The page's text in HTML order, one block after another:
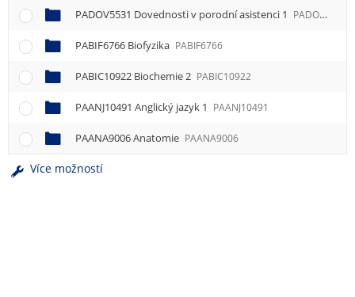
PADOV5531 Dovednosti v porodní asistenci 1 PADOV5531
PABIF6766 Biofyzika PABIF6766
PABIC10922 Biochemie 2 PABIC10922
PAANJ10491 Anglický jazyk 1 PAANJ10491
PAANA9006 Anatomie PAANA9006
Více možností